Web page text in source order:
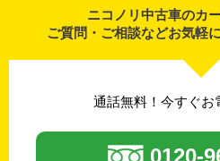
ニコノリ中古車のカ
ご質問・ご相談などお気軽
通話無料！今すぐお
0120-